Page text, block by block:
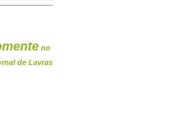
no
de Lavras